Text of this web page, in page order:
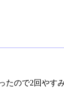
たので2回やすみ